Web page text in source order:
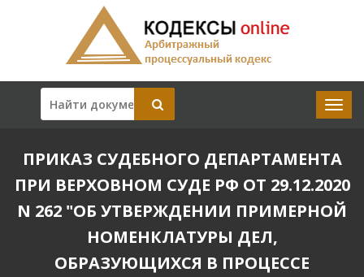
ПРИКАЗ СУДЕБНОГО ДЕПАРТАМЕНТА
ПРИ ВЕРХОВНОМ СУДЕ РФ ОТ 29.12.2020
N 262 "ОБ УТВЕРЖДЕНИИ ПРИМЕРНОЙ
НОМЕНКЛАТУРЫ ДЕЛ,
ОБРАЗУЮЩИХСЯ В ПРОЦЕССЕ